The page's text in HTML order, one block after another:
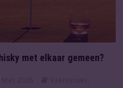
met elkaar gemeen?